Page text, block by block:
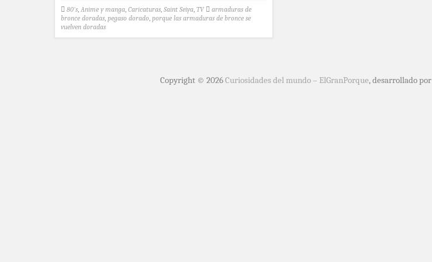
80's, Anime y manga, Caricaturas, Saint Seiya, TV
armaduras de
bronce doradas, pegaso dorado, porque las armaduras de bronce se
vuelven doradas
Copyright © 2026Curiosidades del mundo – ElGranPorque, desarrollado